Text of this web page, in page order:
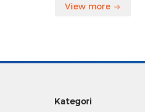
View more
Kategori